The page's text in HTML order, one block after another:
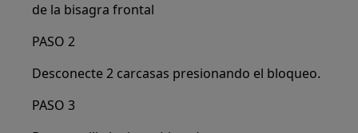
de la bisagra frontal
PASO 2
Desconecte 2 carcasas presionando el bloqueo.
PASO 3